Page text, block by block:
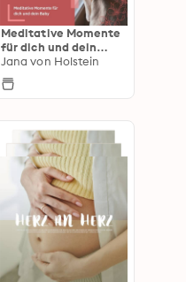
Meditative Momente
für dich und dein
Baby (Atem, Raum
und Geborgenheit)
Jana von Holstein